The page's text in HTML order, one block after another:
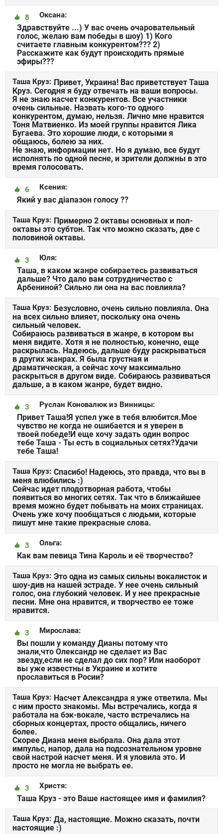
Оксана:
8
Здравствуйте ...) У вас очень очаровательный
голос, желаю вам победы в шоу) 1) Кого
считаете главным конкурентом??? 2)
Расскажите как будут происходить прямые
эфиры???
Таша Круз: Привет, Украина! Вас приветствует Таша
Круз. Сегодня я буду отвечать на ваши вопросы.
Я не знаю насчет конкурентов. Все участники
очень сильные. Назвать кого-то одного
конкурентом, думаю, нельзя. Лично мне нравится
Тоня Матвиенко. Из моей группы нравится Лика
Бугаева. Это хорошие люди, с которыми я
общаюсь, болею за них.
Не знаю, информации нет. Но я думаю, все будут
исполнять по одной песне, и зрители должны в это
время голосовать.
Ксения:
6
Який у вас діапазон голосу ??
Таша Круз: Примерно 2 октавы основных и пол-
октавы это субтон. Так что можно сказать, две с
половиной октавы.
Юля:
3
Таша, в каком жанре собираетесь развиваться
дальше? Что дало вам сотрудничество с
Арбениной? Сильно ли она на вас повлияла?
Таша Круз: Безусловно, очень сильно повлияла. Она
на всех сильно влияет, поскольку она очень
сильный человек.
Собираюсь развиваться в жанре, в котором вы
меня видите. Хотя я не полностью, конечно, еще
раскрылась. Надеюсь, дальше буду раскрываться
в других жанрах. Я была грустная и
драматическая, а сейчас хочу максимально
раскрыться в другом виде. Собираюсь развиваться
дальше, а в каком жанре, будет видно.
Руслан Коновалюк из Винницы:
3
Привет Таша!Я успел уже в тебя влюбится.Мое
чувство не когда не ошибается и я уверен в
твоей победе!И еще хочу задать один вопрос
тебе Таша - Ты есть в социальных сетях?Удачи
тебе Таша!
Таша Круз: Спасибо! Надеюсь, это правда, что вы в
меня влюбились :)
Сейчас идет плодотворная работа, чтобы
появиться во многих сетях. Так что в ближайшее
время можно будет побывать на моих страницах.
Очень уже хочу пообщаться с людьми, которые
пишут мне такие прекрасные слова.
Ольга:
3
Как вам певица Тина Кароль и её творчество?
Таша Круз: Это одна из самых сильны вокалисток и
шоу-див на нашей эстраде. У нее очень сильный
голос, она глубокий человек. И у нее прекрасные
песни. Мне она нравится, и творчество ее тоже
нравится.
Мирослава:
3
Вы пошли у команду Дианы потому что
знали,что Олександр не сделает из Вас
звезду,если не сделал до сих пор? Или наоборот
вы уже известны в Украине и хотите
прославиться в Росии?
Таша Круз: Насчет Александра я уже ответила. Мы
с ним просто знакомы. Мы встречались, когда я
работала на бэк-вокале, часто встречались на
сборных концертах, просто общались, ничего
более.
Скорее Диана меня выбрала. Она дала этот
импульс, напор, дала на подсознательном уровне
свой настрой насчет меня. И я уловила это. И
просто не могла не выбрать ее.
Христя:
3
Таша Круз - это Ваше настоящее имя и фамилия?
Таша Круз: Да, настоящие. Можно сказать, почти
настоящие :)